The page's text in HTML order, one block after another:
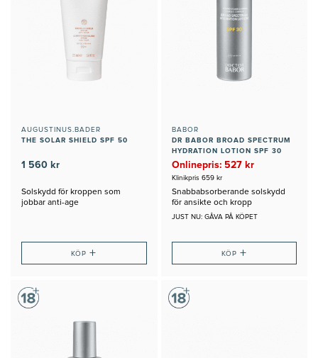
AUGUSTINUS.BADER
THE SOLAR SHIELD SPF 50
1 560 kr
Solskydd för kroppen som
jobbar anti-age
KÖP+
BABOR
DR BABOR BROAD SPECTRUM
HYDRATION LOTION SPF 30
Onlinepris: 527 kr
Klinikpris 659 kr
Snabbabsorberande solskydd
för ansikte och kropp
JUST NU: GÅVA PÅ KÖPET
KÖP +